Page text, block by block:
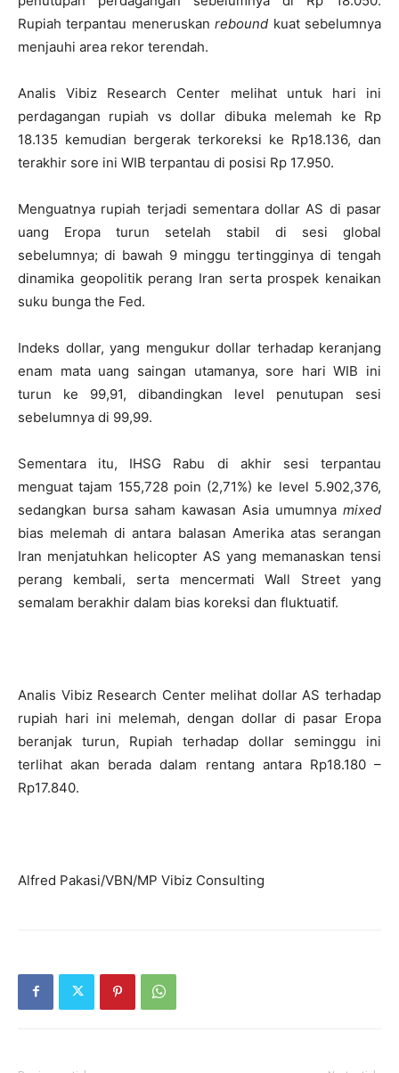
Rupiah terpantau meneruskanrebound kuat sebelumnya
menjauhi area rekor terendah.
Analis Vibiz Research Center melihat untuk hari ini
perdagangan rupiah vs dollar dibuka melemah ke Rp
18.135 kemudian bergerak terkoreksi ke Rp18.136, dan
terakhir sore ini WIB terpantau di posisi Rp 17.950.
Menguatnya rupiah terjadi sementara dollar AS di pasar
uang Eropa turun setelah stabil di sesi global
sebelumnya; di bawah 9 minggu tertingginya di tengah
dinamika geopolitik perang Iran serta prospek kenaikan
suku bunga the Fed.
Indeks dollar, yang mengukur dollar terhadap keranjang
enam mata uang saingan utamanya, sore hari WIB ini
turun ke 99,91, dibandingkan level penutupan sesi
sebelumnya di 99,99.
Sementara itu, IHSG Rabu di akhir sesi terpantau
menguat tajam 155,728 poin (2,71%) ke level 5.902,376,
sedangkan bursa saham kawasan Asia umumnya mixed
bias melemah di antara balasan Amerika atas serangan
Iran menjatuhkan helicopter AS yang memanaskan tensi
perang kembali, serta mencermati Wall Street yang
semalam berakhir dalam bias koreksi dan fluktuatif.
Analis Vibiz Research Center melihat dollar AS terhadap
rupiah hari ini melemah, dengan dollar di pasar Eropa
beranjak turun, Rupiah terhadap dollar seminggu ini
terlihat akan berada dalam rentang antara Rp18.180 –
Rp17.840.
Alfred Pakasi/VBN/MP Vibiz Consulting